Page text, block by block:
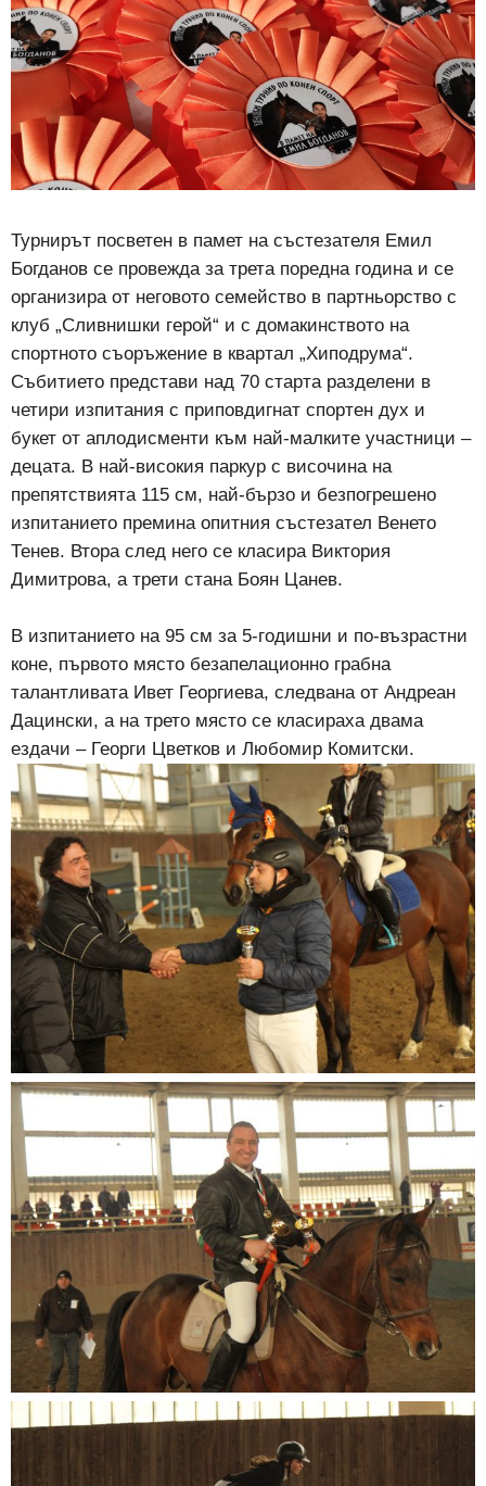
Турнирът посветен в памет на състезателя Емил
Богданов се провежда за трета поредна година и се
организира от неговото семейство в партньорство с
клуб „Сливнишки герой“ и с домакинството на
спортното съоръжение в квартал „Хиподрума“.
Събитието представи над 70 старта разделени в
четири изпитания с приповдигнат спортен дух и
букет от аплодисменти към най-малките участници –
децата. В най-високия паркур с височина на
препятствията 115 см, най-бързо и безпогрешено
изпитанието премина опитния състезател Венето
Тенев. Втора след него се класира Виктория
Димитрова, а трети стана Боян Цанев.
В изпитанието на 95 см за 5-годишни и по-възрастни
коне, първото място безапелационно грабна
талантливата Ивет Георгиева, следвана от Андреан
Дацински, а на трето място се класираха двама
ездачи – Георги Цветков и Любомир Комитски.